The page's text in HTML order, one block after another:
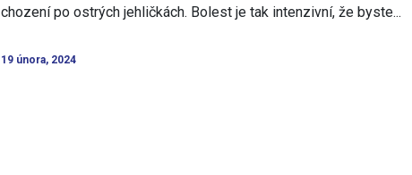
19 února, 2024
chození po ostrých jehličkách. Bolest je tak intenzivní, že byste...